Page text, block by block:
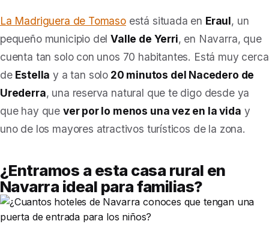
La Madriguera de Tomasoestá situada en Eraul, un
pequeño municipio delValle de Yerri, en Navarra, que
cuenta tan solo con unos 70 habitantes. Está muy cerca
de Estella y a tan solo 20 minutos del Nacedero de
Urederra, una reserva natural que te digo desde ya
que hay que ver por lo menos una vez en la vida y
uno de los mayores atractivos turísticos de la zona.
¿Entramos a esta casa rural en
Navarra ideal para familias?